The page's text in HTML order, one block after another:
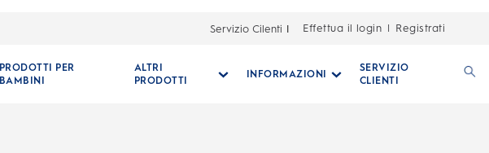
Servizio Cilenti Effettua il login Registrati
PRODOTTI PER
BAMBINI
ALTRI
PRODOTTI
INFORMAZIONI
SERVIZIO
CLIENTI